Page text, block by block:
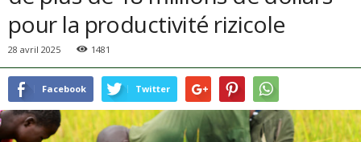
pour la productivité rizicole
28 avril 2025 1481
Facebook Twitter